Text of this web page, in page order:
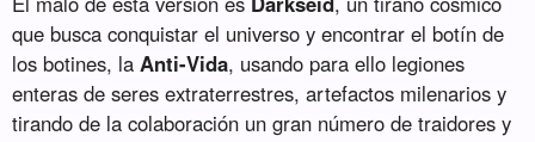
que busca conquistar el universo y encontrar el botín de
los botines, laAnti-Vida, usando para ello legiones
enteras de seres extraterrestres, artefactos milenarios y
tirando de la colaboración un gran número de traidores y